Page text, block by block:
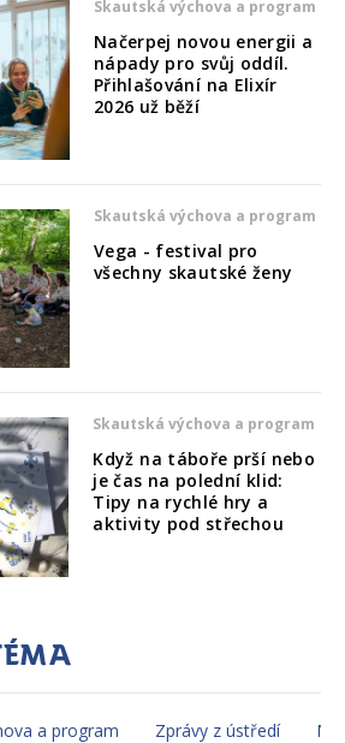
Skautská výchova a program
Načerpej novou energii a
nápady pro svůj oddíl.
Přihlašování na Elixír
2026 už běží
Skautská výchova a program
Vega - festival pro
všechny skautské ženy
Skautská výchova a program
Když na táboře prší nebo
je čas na polední klid:
Tipy na rychlé hry a
aktivity pod střechou
a program Zprávy z ústředí